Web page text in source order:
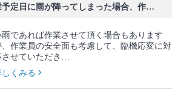
予定日に雨が降ってしまった場合、作…
雨であれば作業させて頂く場合もあります
、作業員の安全面も考慮して、臨機応変に対
させていただき…
しくみる